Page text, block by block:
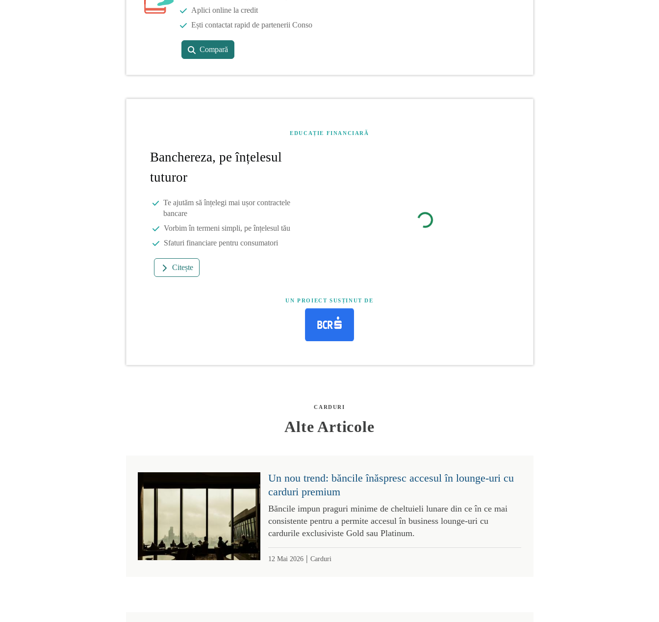
Aplici online la credit
Ești contactat rapid de partenerii Conso
Compară
EDUCAȚIE FINANCIARĂ
Banchereza, pe înțelesul
tuturor
Te ajutăm să înțelegi mai ușor contractele
bancare
Vorbim în termeni simpli, pe înțelesul tău
Sfaturi financiare pentru consumatori
Citește
UN PROIECT SUSȚINUT DE
CARDURI
Alte Articole
Un nou trend: băncile înăspresc accesul în lounge-uri cu
carduri premium
Băncile impun praguri minime de cheltuieli lunare din ce în ce mai
consistente pentru a permite accesul în business lounge-uri cu
cardurile exclusiviste Gold sau Platinum.
12 Mai 2026| Carduri